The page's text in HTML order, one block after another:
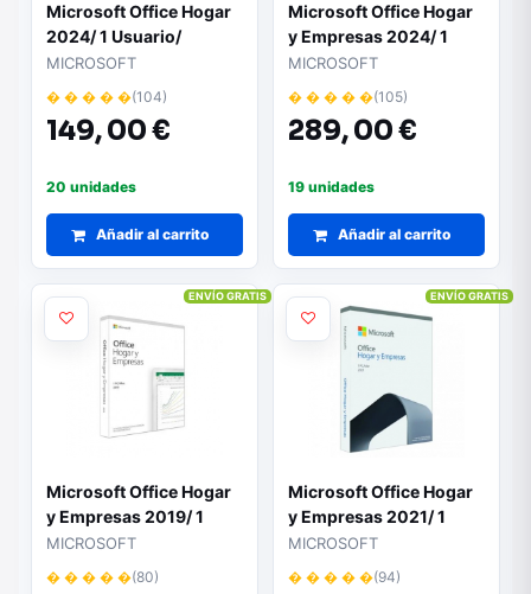
Microsoft Office Hogar
2024/ 1 Usuario/
Licencia Perpetua
MICROSOFT
� � � � �(104)
149,00 €
20 unidades
Añadir al carrito
Microsoft Office Hogar
y Empresas 2024/ 1
Usuario/ Licencia
MICROSOFT
� � � � �(105)
289,00 €
19 unidades
Añadir al carrito
Microsoft Office Hogar
y Empresas 2019/ 1
Usuario/ Licencia
MICROSOFT
� � � � �(80)
ENVÍO GRATIS
Microsoft Office Hogar
y Empresas 2021/ 1
Usuario/ Licencia
MICROSOFT
� � � � �(94)
ENVÍO GRATIS